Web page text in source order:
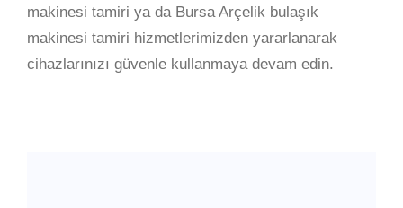
makinesi tamiri ya da Bursa Arçelik bulaşık
makinesi tamiri hizmetlerimizden yararlanarak
cihazlarınızı güvenle kullanmaya devam edin.